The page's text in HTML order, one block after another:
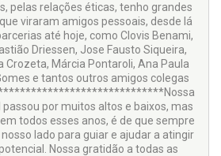
pelas relações éticas, tenho grandes
viraram amigos pessoais, desde lá
até hoje, como Clovis Benami,
Driessen, Jose Fausto Siqueira,
Crozeta, Márcia Pontaroli, Ana Paula
e tantos outros amigos colegas
por muitos altos e baixos, mas
todos esses anos, é de que sempre
lado para guiar e ajudar a atingir
Nossa gratidão a todas as